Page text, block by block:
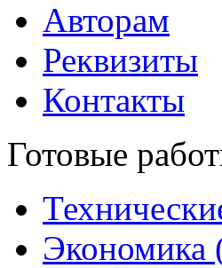
Авторам
Реквизиты
Контакты
Готовые
Экономика